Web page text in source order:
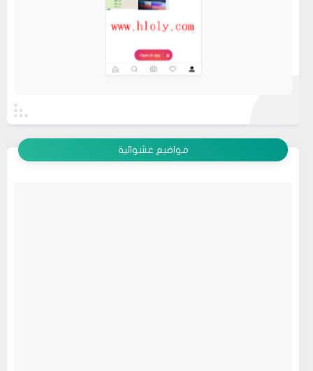
مواضيع عشوائية